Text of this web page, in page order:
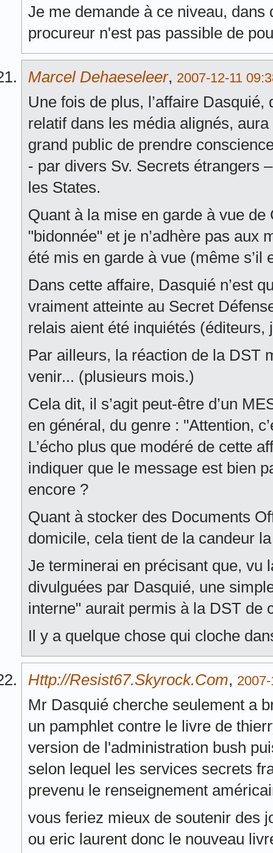
Je me demande à ce niveau,
procureur n'est pas passible de
Marcel Dehaeseleer, 2007-12-11
Une fois de plus, l’affaire
relatif dans les média alignés,
grand public de prendre
- par divers Sv. Secrets étrangers
les States.
Quant à la mise en garde à vue
"bidonnée" et je n’adhère pas aux
été mis en garde à vue (même s’il
Dans cette affaire, Dasquié n’est
vraiment atteinte au Secret
relais aient été inquiétés (éditeurs,
Par ailleurs, la réaction de la DST
venir... (plusieurs mois.)
Cela dit, il s’agit peut-être d’un
en général, du genre : "Attention,
L’écho plus que modéré de cette
indiquer que le message est bien
encore ?
Quant à stocker des Documents
domicile, cela tient de la candeur
Je terminerai en précisant que, vu
divulguées par Dasquié, une
interne" aurait permis à la DST de
Il y a quelque chose qui cloche
Http://resist67.skyrock.com,
Mr Dasquié cherche seulement a
un pamphlet contre le livre de
version de l'administration bush
selon lequel les services secrets
prevenu le renseignement
vous feriez mieux de soutenir des
ou eric laurent donc le nouveau